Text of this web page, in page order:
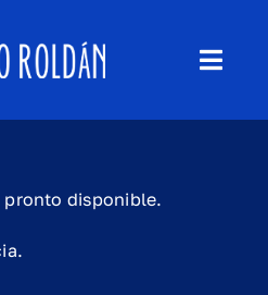
pronto disponible.